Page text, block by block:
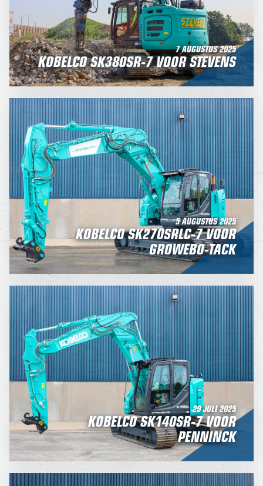
7 AUGUSTUS 2025
KOBELCO SK380SR-7 VOOR STEVENS
5 AUGUSTUS 2025
KOBELCO SK270SRLC-7 VOOR
GROWEBO-TACK
29 JULI 2025
KOBELCO SK140SR-7 VOOR
PENNINCK